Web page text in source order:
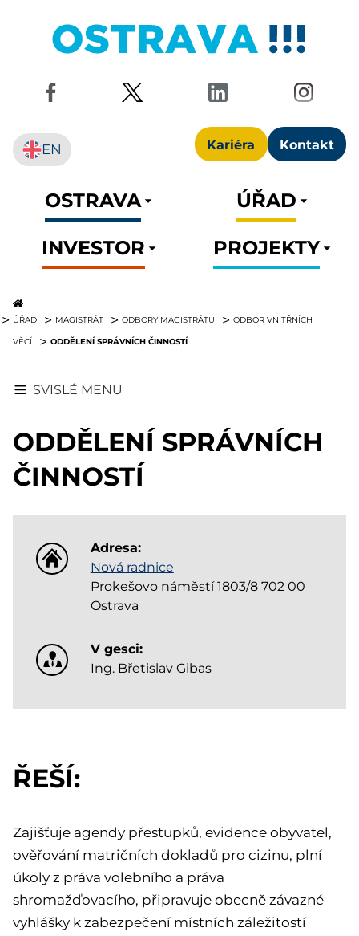
Kariéra Kontakt
EN
OSTRAVA
ÚŘAD
INVESTOR
PROJEKTY
ÚŘAD MAGISTRÁT ODBORY MAGISTRÁTU ODBOR VNITŘNÍCH
VĚCÍ ODDĚLENÍ SPRÁVNÍCH ČINNOSTÍ
SVISLÉ MENU
ODDĚLENÍ SPRÁVNÍCH
ČINNOSTÍ
Adresa:
Nová radnice
Prokešovo náměstí 1803/8 702 00
Ostrava
V gesci:
Ing. Břetislav Gibas
ŘEŠÍ:
Zajišťuje agendy přestupků, evidence obyvatel,
ověřování matričních dokladů pro cizinu, plní
úkoly z práva volebního a práva
shromažďovacího, připravuje obecně závazné
vyhlášky k zabezpečení místních záležitostí